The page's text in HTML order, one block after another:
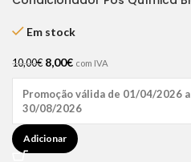
Em stock
10,00€ 8,00€ com IVA
Promoção válida de 01/04/2026
30/08/2026
Adicionar